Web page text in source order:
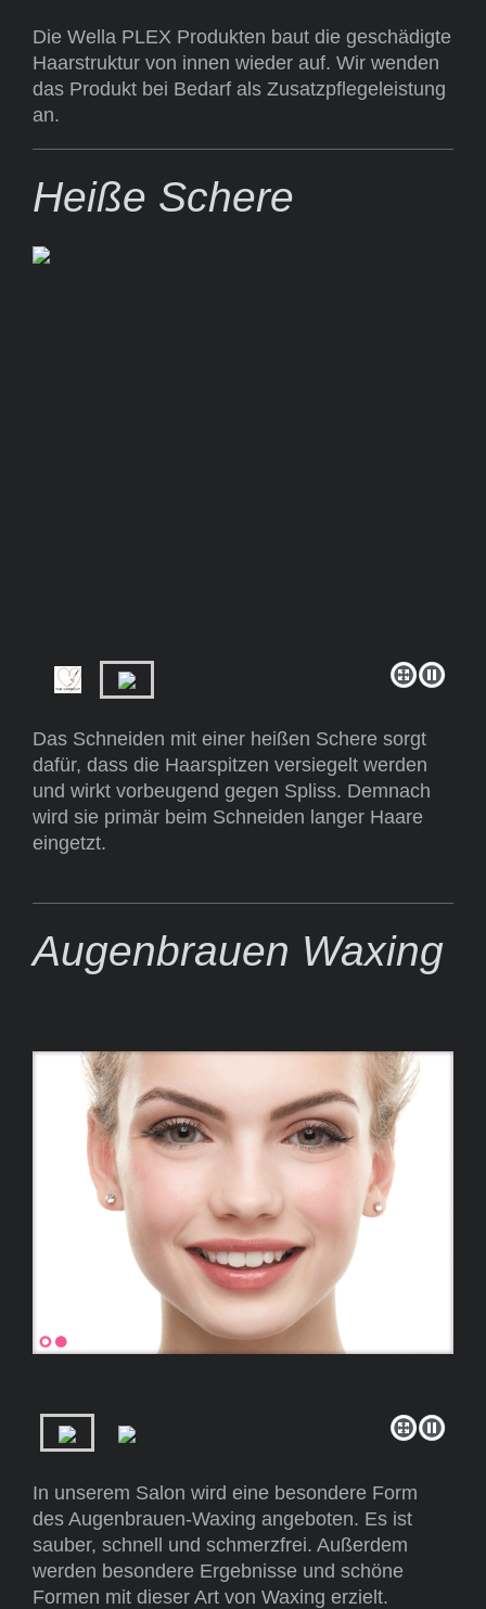
Die Wella PLEX Produkten baut die geschädigte
Haarstruktur von innen wieder auf. Wir wenden
das Produkt bei Bedarf als Zusatzpflegeleistung
an.
Heiße Schere
Das Schneiden mit einer heißen Schere sorgt
dafür, dass die Haarspitzen versiegelt werden
und wirkt vorbeugend gegen Spliss. Demnach
wird sie primär beim Schneiden langer Haare
eingetzt.
Augenbrauen Waxing
In unserem Salon wird eine besondere Form
des Augenbrauen-Waxing angeboten. Es ist
sauber, schnell und schmerzfrei. Außerdem
werden besondere Ergebnisse und schöne
Formen mit dieser Art von Waxing erzielt.